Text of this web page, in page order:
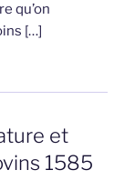
qu’on
[…]
et
1585